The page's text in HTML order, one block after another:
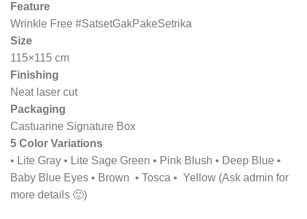
Feature
Wrinkle Free #SatsetGakPakeSetrika
Size
115×115 cm
Finishing
Neat laser cut
Packaging
Castuarine Signature Box
5 Color Variations
• Lite Gray • Lite Sage Green • Pink Blush • Deep Blue •
Baby Blue Eyes • Brown • Tosca • Yellow (Ask admin for
more details 🙂)